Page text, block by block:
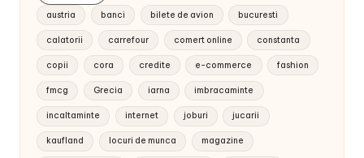
austria banci bilete de avion bucuresti
calatorii carrefour comert online constanta
copii cora credite e-commerce fashion
fmcg Grecia iarna imbracaminte
incaltaminte internet joburi jucarii
kaufland locuri de munca magazine